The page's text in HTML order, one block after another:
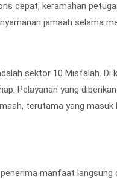
cepat, keramahan
jamaah selama
sektor 10 Misfalah. Di
Pelayanan yang
terutama yang
manfaat